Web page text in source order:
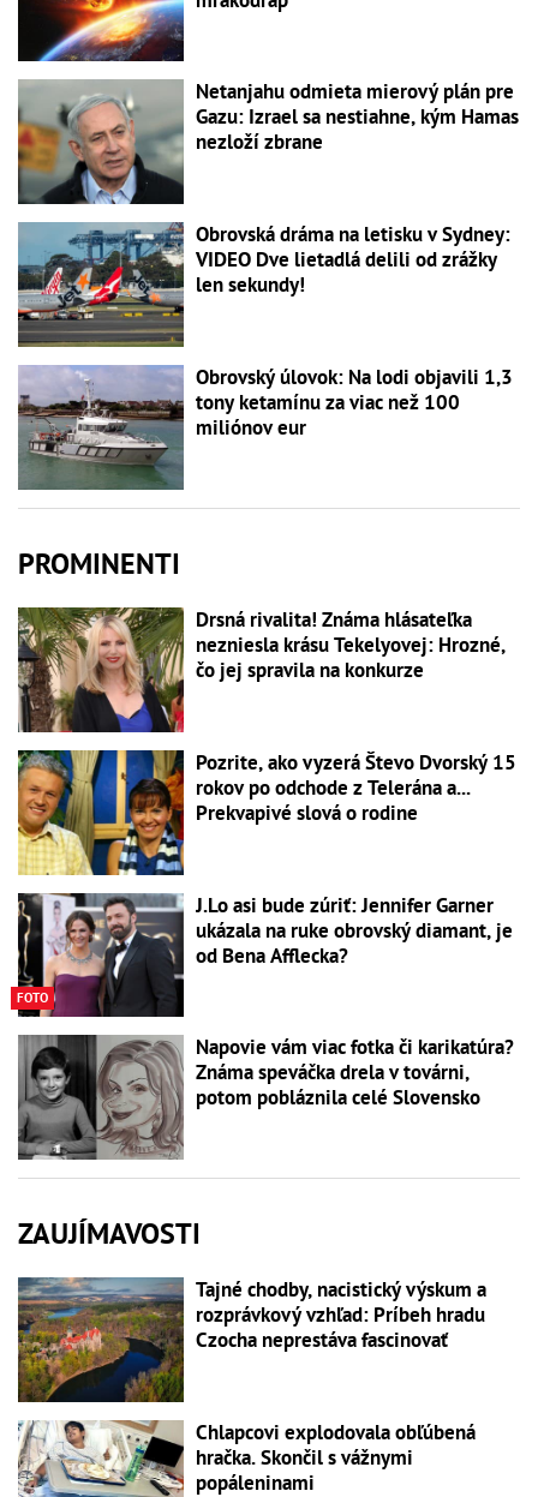
Netanjahu odmieta mierový plán pre
Gazu: Izrael sa nestiahne, kým Hamas
nezloží zbrane
Obrovská dráma na letisku v Sydney:
VIDEO Dve lietadlá delili od zrážky
len sekundy!
Obrovský úlovok: Na lodi objavili 1,3
tony ketamínu za viac než 100
miliónov eur
PROMINENTI
Drsná rivalita! Známa hlásateľka
nezniesla krásu Tekelyovej: Hrozné,
čo jej spravila na konkurze
Pozrite, ako vyzerá Števo Dvorský 15
rokov po odchode z Telerána a...
Prekvapivé slová o rodine
FOTO
J.Lo asi bude zúriť: Jennifer Garner
ukázala na ruke obrovský diamant, je
od Bena Afflecka?
Napovie vám viac fotka či karikatúra?
Známa speváčka drela v továrni,
potom pobláznila celé Slovensko
ZAUJÍMAVOSTI
Tajné chodby, nacistický výskum a
rozprávkový vzhľad: Príbeh hradu
Czocha neprestáva fascinovať
Chlapcovi explodovala obľúbená
hračka. Skončil s vážnymi
popáleninami